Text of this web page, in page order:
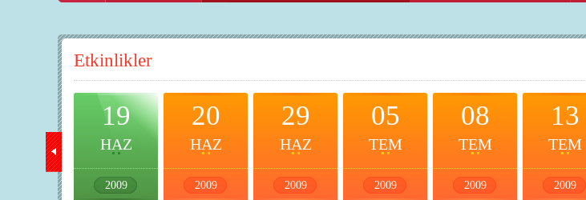
Etkinlikler
19
HAZ
2009
20
HAZ
2009
29
HAZ
2009
05
TEM
2009
08
TEM
2009
13
TEM
2009